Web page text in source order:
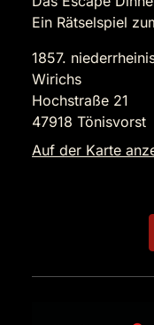
Ein Rätselspiel
1857.
Wirichs
Hochstraße 21
47918 Tönisvorst
Auf der Karte